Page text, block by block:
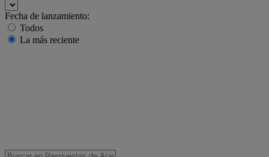
Fecha de lanzamiento:
Todos
La más reciente